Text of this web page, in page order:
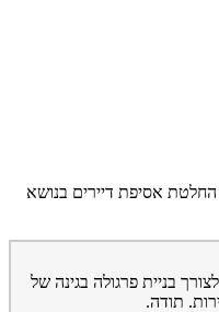
החלטת אסיפת דיירים בנושא
בניית פרגולה בגינה של